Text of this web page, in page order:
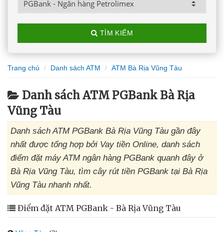
TÌM KIẾM
Trang chủ Danh sách ATM ATM Bà Rịa Vũng Tàu
Danh sách ATM PGBank Bà Rịa
Vũng Tàu
Danh sách ATM PGBank Bà Rịa Vũng Tàu gần đây
nhất được tổng hợp bởi Vay tiền Online, danh sách
điểm đặt máy ATM ngân hàng PGBank quanh đây ở
Bà Rịa Vũng Tàu, tìm cây rút tiền PGBank tại Bà Rịa
Vũng Tàu nhanh nhất.
Điểm đặt ATM PGBank - Bà Rịa Vũng Tàu